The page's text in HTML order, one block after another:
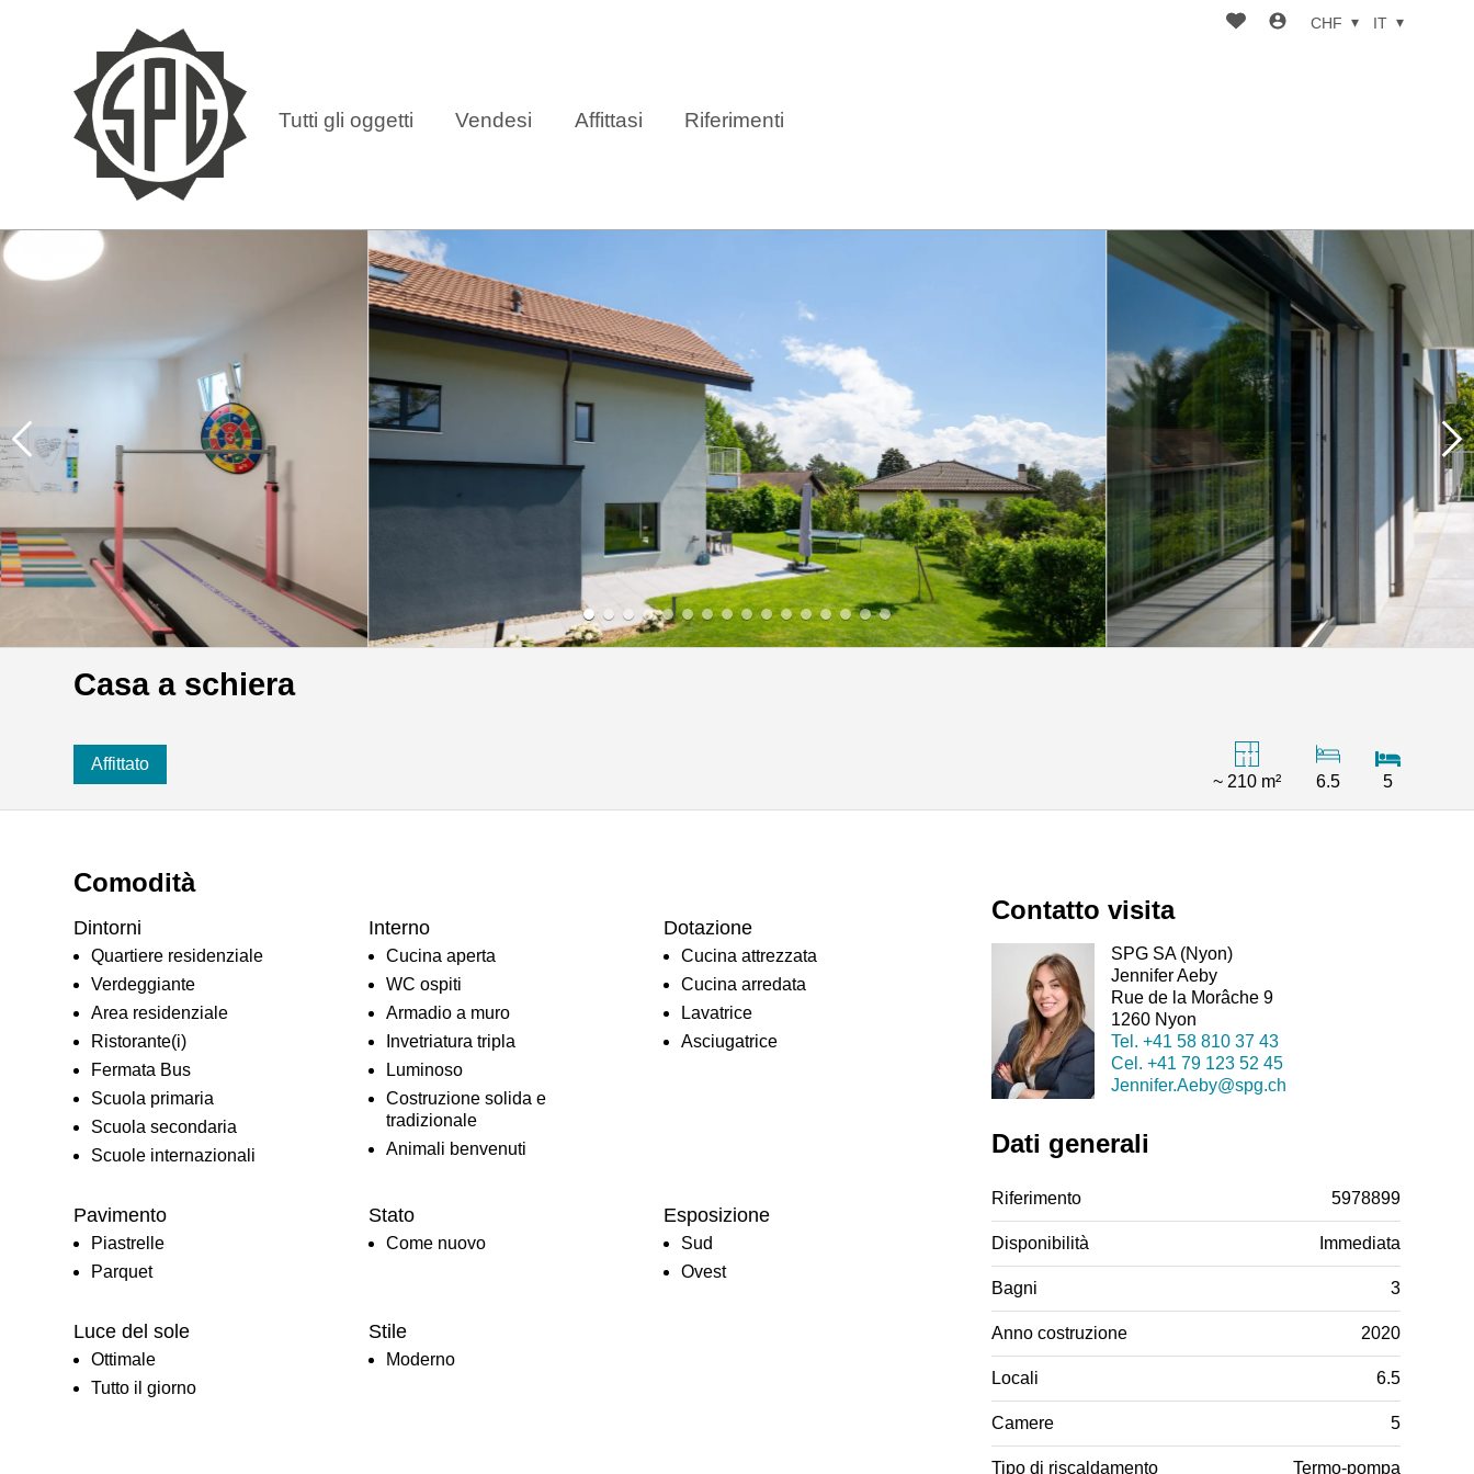
Tutti gli oggetti Vendesi Affittasi Riferimenti
CHF IT
Casa a schiera
Affittato
~ 210 m²
6.5 5
Comodità
Dintorni
Quartiere residenziale
Verdeggiante
Area residenziale
Ristorante(i)
Fermata Bus
Scuola primaria
Scuola secondaria
Scuole internazionali
Interno
Cucina aperta
WC ospiti
Armadio a muro
Invetriatura tripla
Luminoso
Costruzione solida e
tradizionale
Animali benvenuti
Dotazione
Cucina attrezzata
Cucina arredata
Lavatrice
Asciugatrice
Pavimento
Piastrelle
Parquet
Stato
Come nuovo
Esposizione
Sud
Ovest
Luce del sole
Ottimale
Tutto il giorno
Stile
Moderno
Contatto visita
SPG SA (Nyon)
Jennifer Aeby
Rue de la Morâche 9
1260 Nyon
Tel. +41 58 810 37 43
Cel. +41 79 123 52 45
Jennifer.Aeby@spg.ch
Dati generali
Riferimento 5978899
Disponibilità Immediata
Bagni 3
Anno costruzione 2020
Locali 6.5
Camere 5
Tipo di riscaldamento Termo-pompa